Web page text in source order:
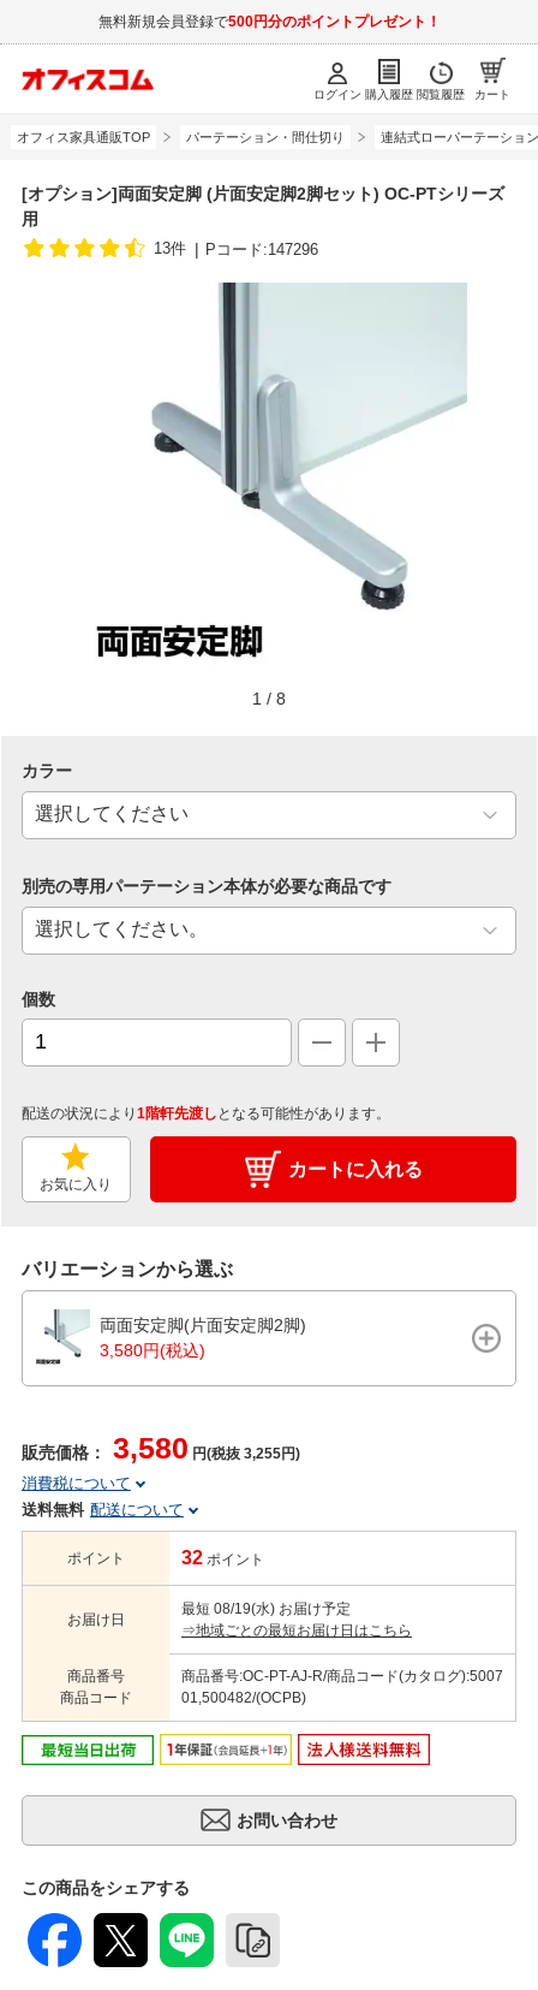
無料新規会員登録で500円分のポイントプレゼント！
ログイン 購入履歴 閲覧履歴 カート
オフィス家具通販TOP パーテーション・間仕切り 連結式ローパーテーション
[オプション]両面安定脚 (片面安定脚2脚セット) OC-PTシリーズ
用
13件 Pコード:147296
1 / 8
カラー
別売の専用パーテーション本体が必要な商品です
個数
配送の状況により 1階軒先渡し となる可能性があります。
お気に入り
カートに入れる
バリエーションから選ぶ
両面安定脚(片面安定脚2脚)
3,580円(税込)
販売価格： 3,580 円(税抜 3,255円)
消費税について
送料無料 配送について
ポイント 32 ポイント
お届け日
最短 08/19(水) お届け予定
⇒地域ごとの最短お届け日はこちら
商品番号
商品コード
商品番号:OC-PT-AJ-R/商品コード(カタログ):5007
01,500482/(OCPB)
この商品をシェアする